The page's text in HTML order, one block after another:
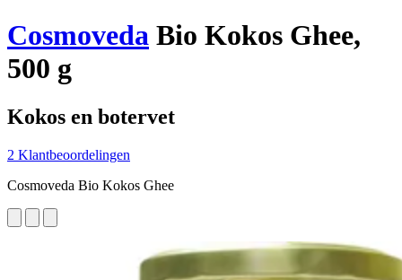
Cosmoveda Bio Kokos Ghee,
500 g
Kokos en botervet
2 Klantbeoordelingen
Cosmoveda Bio Kokos Ghee